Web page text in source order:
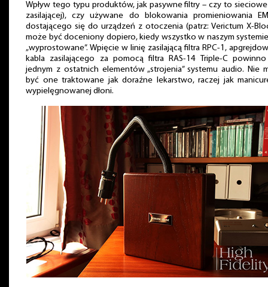
Wpływ tego typu produktów, jak pasywne filtry – czy to
zasilającej), czy używane do blokowania promieniowania
dostającego się do urządzeń z otoczenia (patrz: Verictum X-
może być doceniony dopiero, kiedy wszystko w naszym
„wyprostowane”. Wpięcie w linię zasilającą filtra RPC-1,
kabla zasilającego za pomocą filtra RAS-14 Triple-C
jednym z ostatnich elementów „strojenia” systemu audio. Nie
być one traktowane jak doraźne lekarstwo, raczej jak
wypielęgnowanej dłoni.